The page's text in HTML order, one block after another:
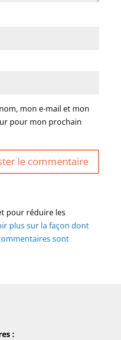
mon e-mail et mon
pour mon prochain
pour réduire les
plus sur la façon dont
sont
: